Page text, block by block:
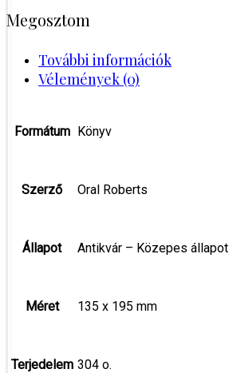
Megosztom
További információk
Vélemények (0)
Formátum Könyv
Szerző Oral Roberts
Állapot Antikvár – Közepes állapot
Méret 135 x 195 mm
Terjedelem 304 o.